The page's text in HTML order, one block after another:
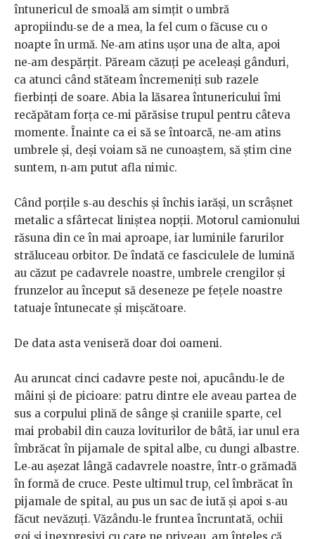
întunericul de smoală am simțit o umbră
apropiindu‑se de a mea, la fel cum o făcuse cu o
noapte în urmă. Ne‑am atins ușor una de alta, apoi
ne‑am despărțit. Păream căzuți pe aceleași gânduri,
ca atunci când stăteam încremeniți sub razele
fierbinți de soare. Abia la lăsarea întunericului îmi
recăpătam forța ce‑mi părăsise trupul pentru câteva
momente. Înainte ca ei să se întoarcă, ne‑am atins
umbrele și, deși voiam să ne cunoaștem, să știm cine
suntem, n‑am putut afla nimic.
Când porțile s‑au deschis și închis iarăși, un scrâșnet
metalic a sfârtecat liniștea nopții. Motorul camionului
răsuna din ce în mai aproape, iar luminile farurilor
străluceau orbitor. De îndată ce fasciculele de lumină
au căzut pe cadavrele noastre, umbrele crengilor și
frunzelor au început să deseneze pe fețele noastre
tatuaje întunecate și mișcătoare.
De data asta veniseră doar doi oameni.
Au aruncat cinci cadavre peste noi, apucându‑le de
mâini și de picioare: patru dintre ele aveau partea de
sus a corpului plină de sânge și craniile sparte, cel
mai probabil din cauza loviturilor de bâtă, iar unul era
îmbrăcat în pijamale de spital albe, cu dungi albastre.
Le‑au așezat lângă cadavrele noastre, într‑o grămadă
în formă de cruce. Peste ultimul trup, cel îmbrăcat în
pijamale de spital, au pus un sac de iută și apoi s‑au
făcut nevăzuți. Văzându‑le fruntea încruntată, ochii